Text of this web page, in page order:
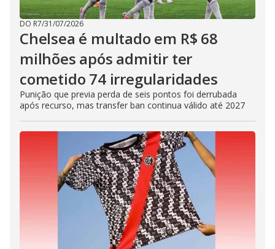
DO R7/31/07/2026
Chelsea é multado em R$ 68
milhões após admitir ter
cometido 74 irregularidades
Punição que previa perda de seis pontos foi derrubada
após recurso, mas transfer ban continua válido até 2027